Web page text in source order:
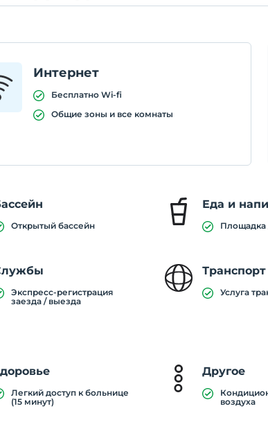
Интернет
Бесплатно Wi-fi
Общие зоны и все комнаты
Открытый бассейн
Еда и
Площадка
Экспресс-регистрация
заезда / выезда
Транспорт
Услуга
Легкий доступ к больнице
(15 минут)
Другое
воздуха